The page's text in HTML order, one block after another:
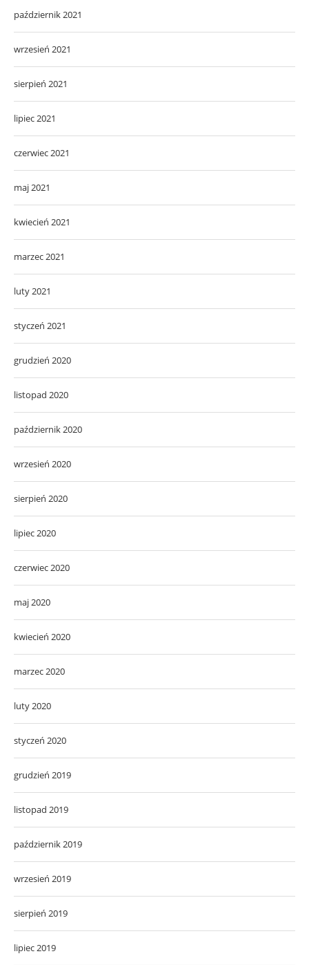
październik 2021
wrzesień 2021
sierpień 2021
lipiec 2021
czerwiec 2021
maj 2021
kwiecień 2021
marzec 2021
luty 2021
styczeń 2021
grudzień 2020
listopad 2020
październik 2020
wrzesień 2020
sierpień 2020
lipiec 2020
czerwiec 2020
maj 2020
kwiecień 2020
marzec 2020
luty 2020
styczeń 2020
grudzień 2019
listopad 2019
październik 2019
wrzesień 2019
sierpień 2019
lipiec 2019